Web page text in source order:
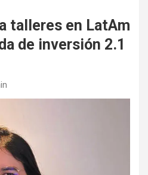
talleres en LatAm
de inversión 2.1